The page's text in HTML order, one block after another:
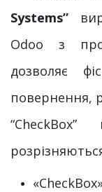
Systems”
Odoo з
дозволяє
повернення,